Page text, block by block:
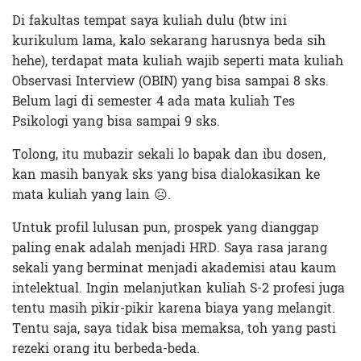
Di fakultas tempat saya kuliah dulu (btw ini
kurikulum lama, kalo sekarang harusnya beda sih
hehe), terdapat mata kuliah wajib seperti mata kuliah
Observasi Interview (OBIN) yang bisa sampai 8 sks.
Belum lagi di semester 4 ada mata kuliah Tes
Psikologi yang bisa sampai 9 sks.
Tolong, itu mubazir sekali lo bapak dan ibu dosen,
kan masih banyak sks yang bisa dialokasikan ke
mata kuliah yang lain ☹.
Untuk profil lulusan pun, prospek yang dianggap
paling enak adalah menjadi HRD. Saya rasa jarang
sekali yang berminat menjadi akademisi atau kaum
intelektual. Ingin melanjutkan kuliah S-2 profesi juga
tentu masih pikir-pikir karena biaya yang melangit.
Tentu saja, saya tidak bisa memaksa, toh yang pasti
rezeki orang itu berbeda-beda.